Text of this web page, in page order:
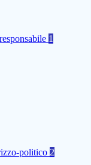
1
politico 2